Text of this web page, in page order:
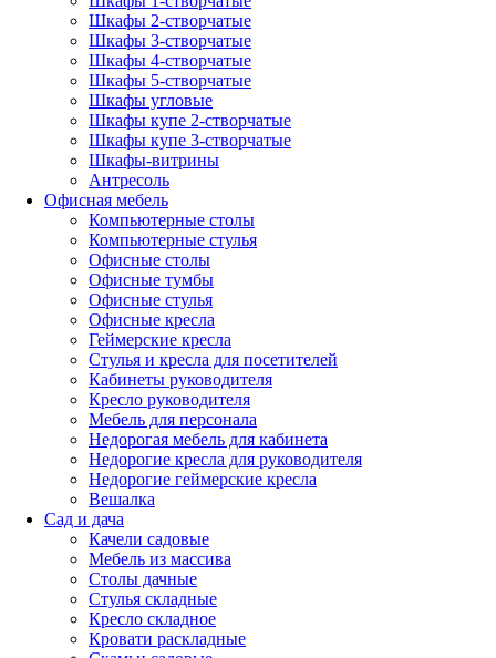
Шкафы 2-створчатые
Шкафы 3-створчатые
Шкафы 4-створчатые
Шкафы 5-створчатые
Шкафы угловые
Шкафы купе 2-створчатые
Шкафы купе 3-створчатые
Шкафы-витрины
Антресоль
Офисная мебель
Компьютерные столы
Компьютерные стулья
Офисные столы
Офисные тумбы
Офисные стулья
Офисные кресла
Геймерские кресла
Стулья и кресла для посетителей
Кабинеты руководителя
Кресло руководителя
Мебель для персонала
Недорогая мебель для кабинета
Недорогие кресла для руководителя
Недорогие геймерские кресла
Вешалка
Сад и дача
Качели садовые
Мебель из массива
Столы дачные
Стулья складные
Кресло складное
Кровати раскладные